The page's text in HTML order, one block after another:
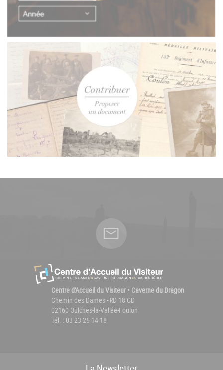
Centre d'Accueil du Visiteur • Caverne du Dragon
Chemin des Dames - RD 18 CD
02160 Oulches-la-Vallée-Foulon
Tél. : 03 23 25 14 18